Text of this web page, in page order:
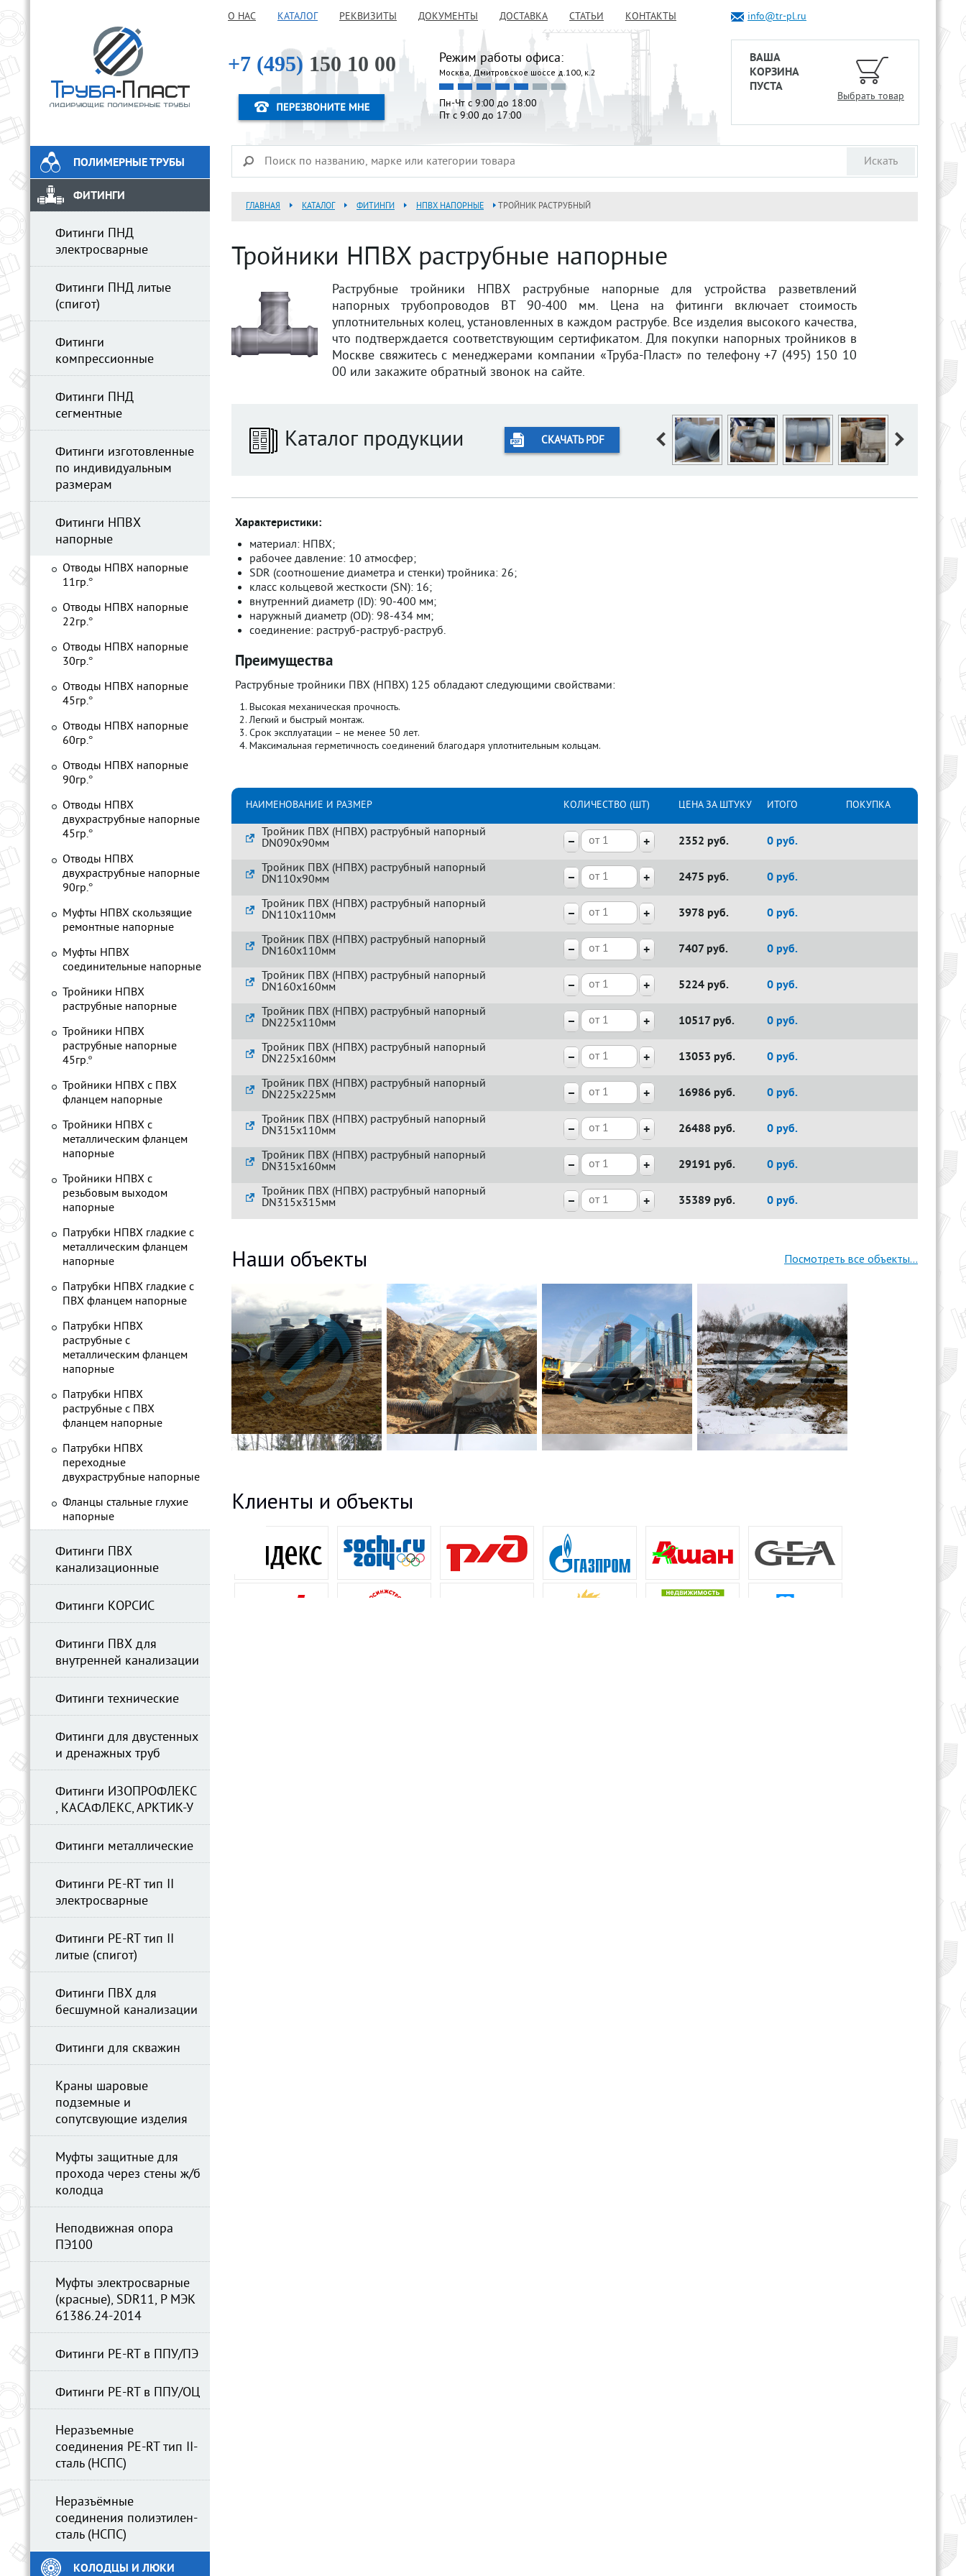
info@tr-pl.ru
ВАША
КОРЗИНА
ПУСТА
Выбрать товар
О НАС КАТАЛОГ РЕКВИЗИТЫ ДОКУМЕНТЫ ДОСТАВКА СТАТЬИ КОНТАКТЫ
+7 (495) 150 10 00 Режим работы офиса:
Москва, Дмитровское шоссе д.100, к.2
Пн-Чт с 9:00 до 18:00
Пт с 9:00 до 17:00
ГЛАВНАЯ КАТАЛОГ ФИТИНГИ НПВХ НАПОРНЫЕ ТРОЙНИК РАСТРУБНЫЙ
Тройники НПВХ раструбные напорные
Раструбные тройники НПВХ раструбные напорные для устройства разветвлений
напорных трубопроводов ВТ 90-400 мм. Цена на фитинги включает стоимость
уплотнительных колец, установленных в каждом раструбе. Все изделия высокого качества,
что подтверждается соответствующим сертификатом. Для покупки напорных тройников в
Москве свяжитесь с менеджерами компании «Труба-Пласт» по телефону +7 (495) 150 10
00 или закажите обратный звонок на сайте.
Каталог продукции СКАЧАТЬ PDF
Характеристики:
материал: НПВХ;
рабочее давление: 10 атмосфер;
SDR (соотношение диаметра и стенки) тройника: 26;
класс кольцевой жесткости (SN): 16;
внутренний диаметр (ID): 90-400 мм;
наружный диаметр (OD): 98-434 мм;
соединение: раструб-раструб-раструб.
Преимущества
Раструбные тройники ПВХ (НПВХ) 125 обладают следующими свойствами:
Высокая механическая прочность.
Легкий и быстрый монтаж.
Срок эксплуатации – не менее 50 лет.
Максимальная герметичность соединений благодаря уплотнительным кольцам.
НАИМЕНОВАНИЕ И РАЗМЕР КОЛИЧЕСТВО (ШТ) ЦЕНА ЗА ШТУКУ ИТОГО ПОКУПКА
Тройник ПВХ (НПВХ) раструбный напорный
DN090x90мм
2352 руб. 0 руб.
Тройник ПВХ (НПВХ) раструбный напорный
DN110x90мм
2475 руб. 0 руб.
Тройник ПВХ (НПВХ) раструбный напорный
DN110x110мм
3978 руб. 0 руб.
Тройник ПВХ (НПВХ) раструбный напорный
DN160x110мм
7407 руб. 0 руб.
Тройник ПВХ (НПВХ) раструбный напорный
DN160x160мм
5224 руб. 0 руб.
Тройник ПВХ (НПВХ) раструбный напорный
DN225x110мм
10517 руб. 0 руб.
Тройник ПВХ (НПВХ) раструбный напорный
DN225x160мм
13053 руб. 0 руб.
Тройник ПВХ (НПВХ) раструбный напорный
DN225x225мм
16986 руб. 0 руб.
Тройник ПВХ (НПВХ) раструбный напорный
DN315x110мм
26488 руб. 0 руб.
Тройник ПВХ (НПВХ) раструбный напорный
DN315x160мм
29191 руб. 0 руб.
Тройник ПВХ (НПВХ) раструбный напорный
DN315x315мм
35389 руб. 0 руб.
Наши объекты Посмотреть все объекты...
Клиенты и объекты
ПОЛИМЕРНЫЕ ТРУБЫ
ФИТИНГИ
Фитинги ПНД
электросварные
Фитинги ПНД литые
(спигот)
Фитинги
компрессионные
Фитинги ПНД
сегментные
Фитинги изготовленные
по индивидуальным
размерам
Фитинги НПВХ
напорные
Отводы НПВХ напорные
11гр.°
Отводы НПВХ напорные
22гр.°
Отводы НПВХ напорные
30гр.°
Отводы НПВХ напорные
45гр.°
Отводы НПВХ напорные
60гр.°
Отводы НПВХ напорные
90гр.°
Отводы НПВХ
двухраструбные напорные
45гр.°
Отводы НПВХ
двухраструбные напорные
90гр.°
Муфты НПВХ скользящие
ремонтные напорные
Муфты НПВХ
соединительные напорные
Тройники НПВХ
раструбные напорные
Тройники НПВХ
раструбные напорные
45гр.º
Тройники НПВХ с ПВХ
фланцем напорные
Тройники НПВХ с
металлическим фланцем
напорные
Тройники НПВХ с
резьбовым выходом
напорные
Патрубки НПВХ гладкие с
металлическим фланцем
напорные
Патрубки НПВХ гладкие с
ПВХ фланцем напорные
Патрубки НПВХ
раструбные с
металлическим фланцем
напорные
Патрубки НПВХ
раструбные с ПВХ
фланцем напорные
Патрубки НПВХ
переходные
двухраструбные напорные
Фланцы стальные глухие
напорные
Фитинги ПВХ
канализационные
Фитинги КОРСИС
Фитинги ПВХ для
внутренней канализации
Фитинги технические
Фитинги для двустенных
и дренажных труб
Фитинги ИЗОПРОФЛЕКС
, КАСАФЛЕКС, АРКТИК-У
Фитинги металлические
Фитинги PE-RT тип II
электросварные
Фитинги PE-RT тип II
литые (спигот)
Фитинги ПВХ для
бесшумной канализации
Фитинги для скважин
Краны шаровые
подземные и
сопутсвующие изделия
Муфты защитные для
прохода через стены ж/б
колодца
Неподвижная опора
ПЭ100
Муфты электросварные
(красные), SDR11, Р МЭК
61386.24-2014
Фитинги PE-RT в ППУ/ПЭ
Фитинги PE-RT в ППУ/ОЦ
Неразъемные
соединения PE-RT тип II-
сталь (НСПС)
Неразъёмные
соединения полиэтилен-
сталь (НСПС)
КОЛОДЦЫ И ЛЮКИ